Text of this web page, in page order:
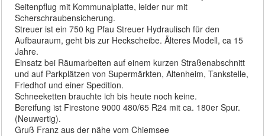
Seitenpflug mit Kommunalplatte, leider nur mit
Scherschraubensicherung.
Streuer ist ein 750 kg Pfau Streuer Hydraulisch für den
Aufbauraum, geht bis zur Heckscheibe. Älteres Modell, ca 15
Jahre.
Einsatz bei Räumarbeiten auf einem kurzen Straßenabschnitt
und auf Parkplätzen von Supermärkten, Altenheim, Tankstelle,
Friedhof und einer Spedition.
Schneeketten brauchte ich bis heute noch keine.
Bereifung ist Firestone 9000 480/65 R24 mit ca. 180er Spur.
(Neuwertig).
Gruß Franz aus der nähe vom Chiemsee